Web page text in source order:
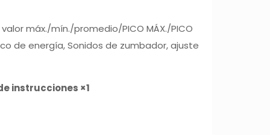
máx./mín./promedio/PICO MÁX./PICO
de energía, Sonidos de zumbador, ajuste
de instrucciones ×1